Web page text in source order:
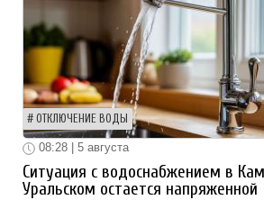
ОТКЛЮЧЕНИЕ ВОДЫ
08:28 | 5 августа
Ситуация с водоснабжением в
Уральском остается напряженной